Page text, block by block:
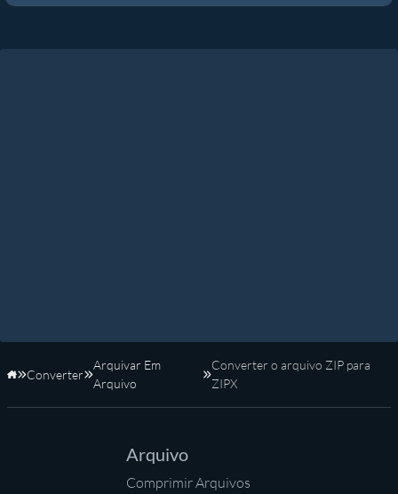
Início
Converter
Arquivar Em
Arquivo
Converter o arquivo ZIP para
ZIPX
Arquivo
Comprimir Arquivos